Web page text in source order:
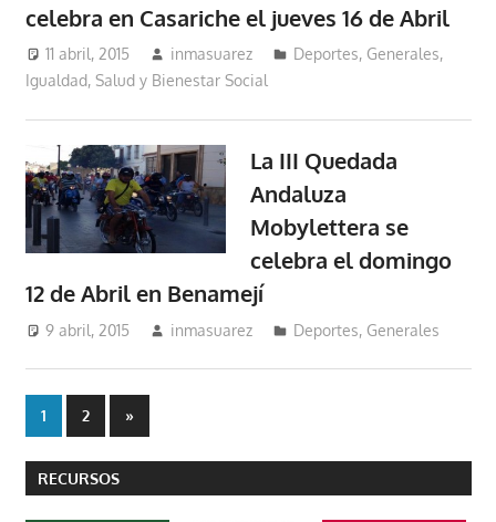
celebra en Casariche el jueves 16 de Abril
11 abril, 2015 inmasuarez Deportes, Generales,
Igualdad, Salud y Bienestar Social
La III Quedada
Andaluza
Mobylettera se
celebra el domingo
12 de Abril en Benamejí
9 abril, 2015 inmasuarez Deportes, Generales
Paginación
de
entradas
1 2
Entradas
siguientes
»
RECURSOS